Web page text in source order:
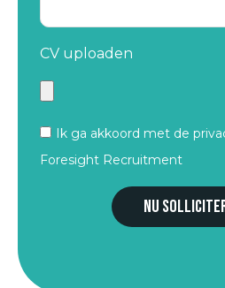
CV uploaden
Ik ga akkoord met de
Foresight Recruitment
Nu